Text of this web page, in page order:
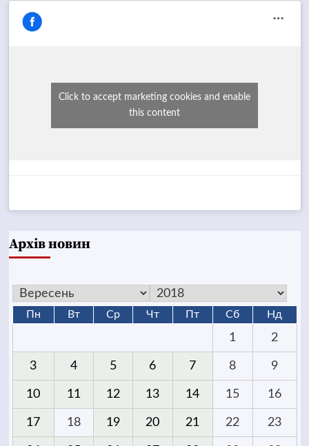
Click to accept marketing cookies and enable
this content
Архів новин
Пн Вт Ср Чт Пт Сб Нд
1 2
3 4 5 6 7 8 9
10 11 12 13 14 15 16
17 18 19 20 21 22 23